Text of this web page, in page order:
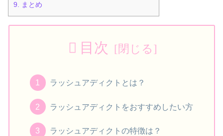
9. まとめ
目次
ラッシュアディクトとは？
ラッシュアディクトをおすすめしたい方
ラッシュアディクトの特徴は？